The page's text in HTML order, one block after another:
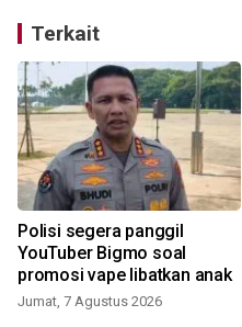
Terkait
Polisi segera panggil
YouTuber Bigmo soal
promosi vape libatkan anak
Jumat, 7 Agustus 2026